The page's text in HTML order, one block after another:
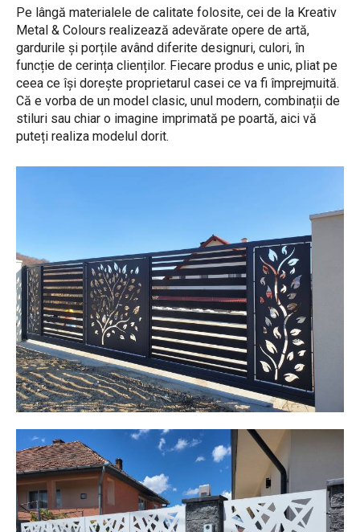
Pe lângă materialele de calitate folosite, cei de la Kreativ
Metal & Colours realizează adevărate opere de artă,
gardurile și porțile având diferite designuri, culori, în
funcție de cerința clienților. Fiecare produs e unic, pliat pe
ceea ce își dorește proprietarul casei ce va fi împrejmuită.
Că e vorba de un model clasic, unul modern, combinații de
stiluri sau chiar o imagine imprimată pe poartă, aici vă
puteți realiza modelul dorit.